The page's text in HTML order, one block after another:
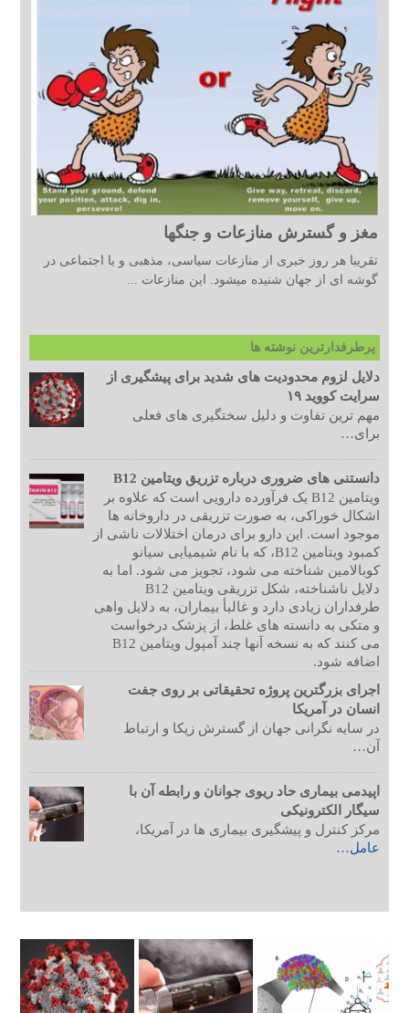
مغز و گسترش منازعات و جنگها
تقریبا هر روز خبری از منازعات سیاسی، مذهبی و یا اجتماعی در
گوشه ای از جهان شنیده میشود. این منازعات ...
پرطرفدارترین نوشته ها
دلایل لزوم محدودیت های شدید برای پیشگیری از
سرایت کووید ۱۹
مهم ترین تفاوت و دلیل سختگیری های فعلی
برای…
دانستنی های ضروری درباره تزریق ویتامین B12
ویتامین B12 یک فرآورده دارویی است که علاوه بر
اشکال خوراکی، به صورت تزریقی در داروخانه ها
موجود است. این دارو برای درمان اختلالات ناشی از
کمبود ویتامین B12، که با نام شیمیایی سیانو
کوبالامین شناخته می شود، تجویز می شود. اما به
دلایل ناشناخته، شکل تزریقی ویتامین B12
طرفداران زیادی دارد و غالبأ بیماران، به دلایل واهی
و متکی به دانسته های غلط، از پزشک درخواست
می کنند که به نسخه آنها چند آمپول ویتامین B12
اضافه شود.
اجرای بزرگترین پروژه تحقیقاتی بر روی جفت
انسان در آمریکا
در سایه نگرانی جهان از گسترش زیکا و ارتباط
آن…
اپیدمی بیماری حاد ریوی جوانان و رابطه آن با
سیگار الکترونیکی
مرکز کنترل و پیشگیری بیماری ها در آمریکا،
عامل…